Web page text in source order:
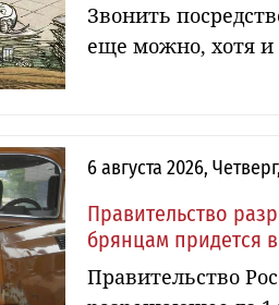
Звонить
еще можно, хотя и
6 августа 2026, Четверг,
Правительство
брянцам придется
Правительство